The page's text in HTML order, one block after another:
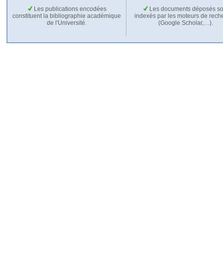
Les publications encodées
constituent la bibliographie académique
de l'Université.
Les documents déposés
indexés par les moteurs de
(Google Scholar,…).